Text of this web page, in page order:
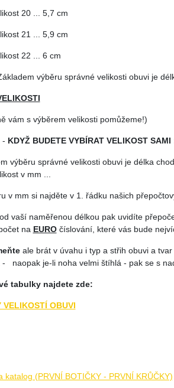
20 ... 5,7 cm
21 ... 5,9 cm
22 ... 6 cm
výběru správné velikosti obuvi je
vám s výběrem velikosti pomůžeme!)
- KDYŽ BUDETE VYBÍRAT VELIKOST SAMI
výběru správné velikosti obuvi je délka
v mm ...
v mm si najděte v 1. řádku našich
vaší naměřenou délkou pak uvidíte
na EUROčíslování, které vás bude
ale brát v úvahu i typ a střih obuvi a
- naopak je-li noha velmi štíhlá - pak se s
tabulky najdete zde:
VELIKOSTÍ OBUVI
katalog (PRVNÍ BOTIČKY - PRVNÍ KRŮČKY)